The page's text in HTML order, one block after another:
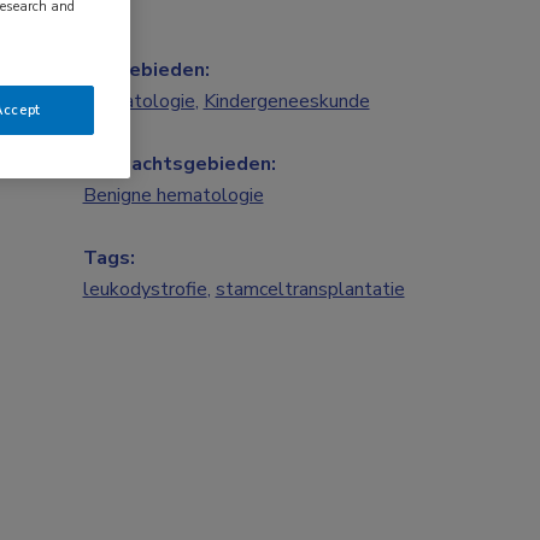
Vakgebieden:
Hematologie, Kindergeneeskunde
Aandachtsgebieden:
Benigne hematologie
Tags:
leukodystrofie, stamceltransplantatie
and